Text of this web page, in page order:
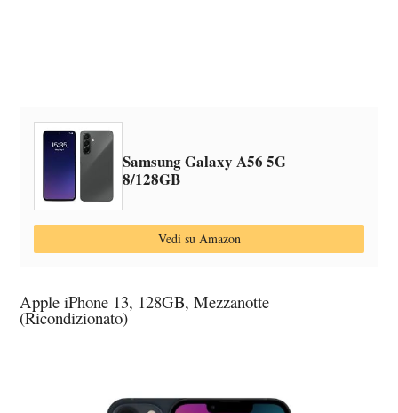
Samsung Galaxy A56 5G
8/128GB
Vedi su Amazon
Apple iPhone 13, 128GB, Mezzanotte
(Ricondizionato)